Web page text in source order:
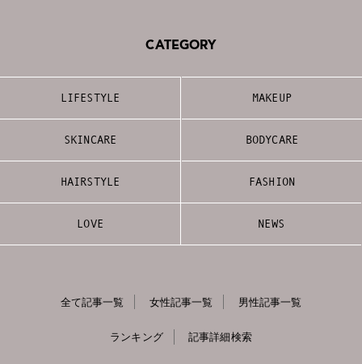
CATEGORY
LIFESTYLE MAKEUP
SKINCARE BODYCARE
HAIRSTYLE FASHION
LOVE NEWS
全て記事一覧 女性記事一覧 男性記事一覧
ランキング 記事詳細検索